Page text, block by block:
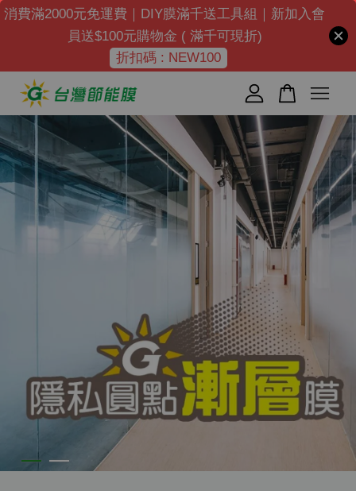
消費滿2000元免運費｜DIY膜滿千送工具組｜新加入會
員送$100元購物金 ( 滿千可現折)
折扣碼 : NEW100
您的購物車目前還是空的。
繼續購物